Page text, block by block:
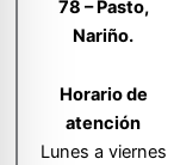
78 – Pasto,
Nariño.
Horario de
atención
Lunes a viernes